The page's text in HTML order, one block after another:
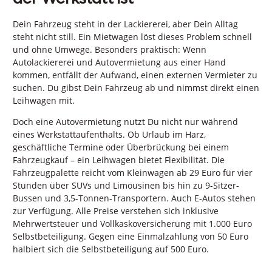
Dein Fahrzeug steht in der Lackiererei, aber Dein Alltag
steht nicht still. Ein Mietwagen löst dieses Problem schnell
und ohne Umwege. Besonders praktisch: Wenn
Autolackiererei und Autovermietung aus einer Hand
kommen, entfällt der Aufwand, einen externen Vermieter zu
suchen. Du gibst Dein Fahrzeug ab und nimmst direkt einen
Leihwagen mit.
Doch eine Autovermietung nutzt Du nicht nur während
eines Werkstattaufenthalts. Ob Urlaub im Harz,
geschäftliche Termine oder Überbrückung bei einem
Fahrzeugkauf – ein Leihwagen bietet Flexibilität. Die
Fahrzeugpalette reicht vom Kleinwagen ab 29 Euro für vier
Stunden über SUVs und Limousinen bis hin zu 9-Sitzer-
Bussen und 3,5-Tonnen-Transportern. Auch E-Autos stehen
zur Verfügung. Alle Preise verstehen sich inklusive
Mehrwertsteuer und Vollkaskoversicherung mit 1.000 Euro
Selbstbeteiligung. Gegen eine Einmalzahlung von 50 Euro
halbiert sich die Selbstbeteiligung auf 500 Euro.